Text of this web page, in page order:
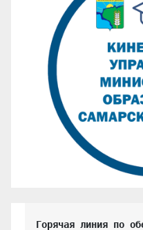
Горячая линия по